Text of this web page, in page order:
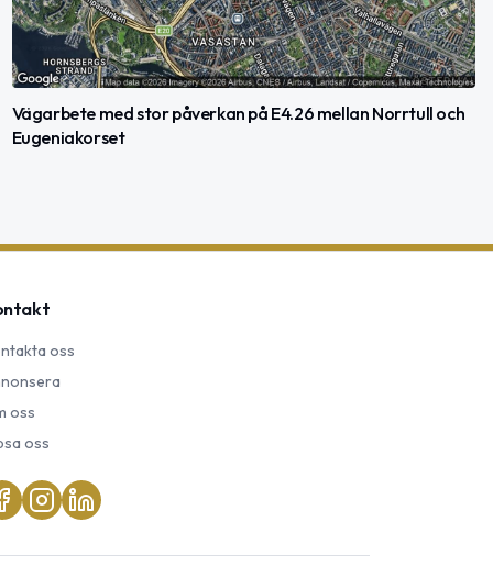
Vägarbete med stor påverkan på E4.26 mellan Norrtull och
Eugeniakorset
oss
oss
oss